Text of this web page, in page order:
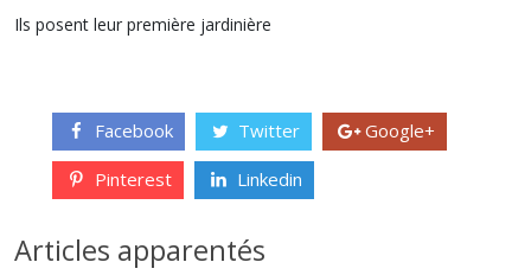
Ils posent leur première jardinière
Facebook Twitter Google+
Pinterest Linkedin
Articles apparentés